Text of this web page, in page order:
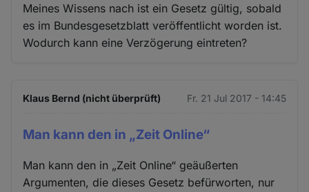
Meines Wissens nach ist ein Gesetz gültig, sobald
es im Bundesgesetzblatt veröffentlicht worden ist.
Wodurch kann eine Verzögerung eintreten?
Klaus Bernd (nicht überprüft) Fr. 21 Jul 2017 - 14:45
Man kann den in „Zeit Online“
Man kann den in „Zeit Online“ geäußerten
Argumenten, die dieses Gesetz befürworten, nur